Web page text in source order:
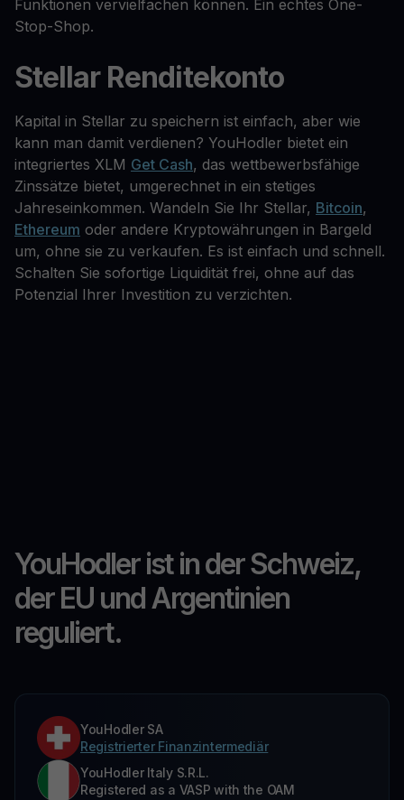
Funktionen vervielfachen können. Ein echtes One-
Stop-Shop.
Stellar Renditekonto
Kapital in Stellar zu speichern ist einfach, aber wie
kann man damit verdienen? YouHodler bietet ein
integriertes XLM Get Cash, das wettbewerbsfähige
Zinssätze bietet, umgerechnet in ein stetiges
Jahreseinkommen. Wandeln Sie Ihr Stellar, Bitcoin,
Ethereum oder andere Kryptowährungen in Bargeld
um, ohne sie zu verkaufen. Es ist einfach und schnell.
Schalten Sie sofortige Liquidität frei, ohne auf das
Potenzial Ihrer Investition zu verzichten.
YouHodler ist in der Schweiz,
der EU und Argentinien
reguliert.
YouHodler SA
Registrierter Finanzintermediär
YouHodler Italy S.R.L.
Registered as a VASP with the OAM